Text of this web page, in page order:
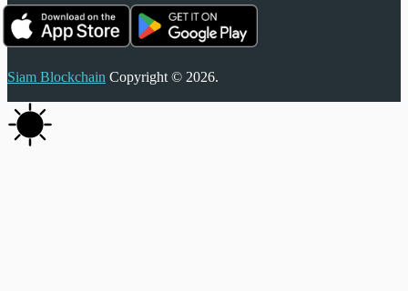
Siam Blockchain Copyright © 2026.